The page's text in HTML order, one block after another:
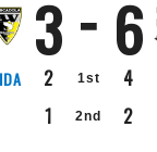
ュート
シュート成功率
第2PK
命Ｆ２リーグ
ィ
ックFC
田
ABOUT US
3 6
2 1st 4
1 2nd 2